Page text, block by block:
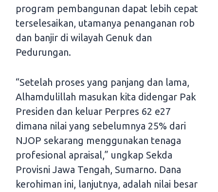
program pembangunan dapat lebih cepat
terselesaikan, utamanya penanganan rob
dan banjir di wilayah Genuk dan
Pedurungan.
“Setelah proses yang panjang dan lama,
Alhamdulillah masukan kita didengar Pak
Presiden dan keluar Perpres 62 e27
dimana nilai yang sebelumnya 25% dari
NJOP sekarang menggunakan tenaga
profesional apraisal,” ungkap Sekda
Provisni Jawa Tengah, Sumarno. Dana
kerohiman ini, lanjutnya, adalah nilai besar